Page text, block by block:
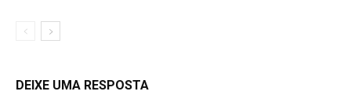
DEIXE UMA RESPOSTA